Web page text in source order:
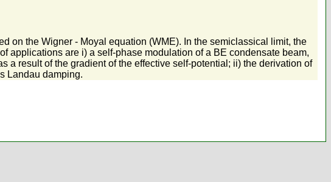
on the Wigner - Moyal equation (WME). In the semiclassical limit, the
applications are i) a self-phase modulation of a BE condensate beam,
a result of the gradient of the effective self-potential; ii) the derivation of
Landau damping.